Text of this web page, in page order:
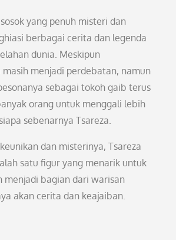
yang penuh misteri dan
berbagai cerita dan legenda
dunia. Meskipun
menjadi perdebatan, namun
sebagai tokoh gaib terus
orang untuk menggali lebih
sebenarnya Tsareza.
dan misterinya, Tsareza
satu figur yang menarik untuk
menjadi bagian dari warisan
akan cerita dan keajaiban.